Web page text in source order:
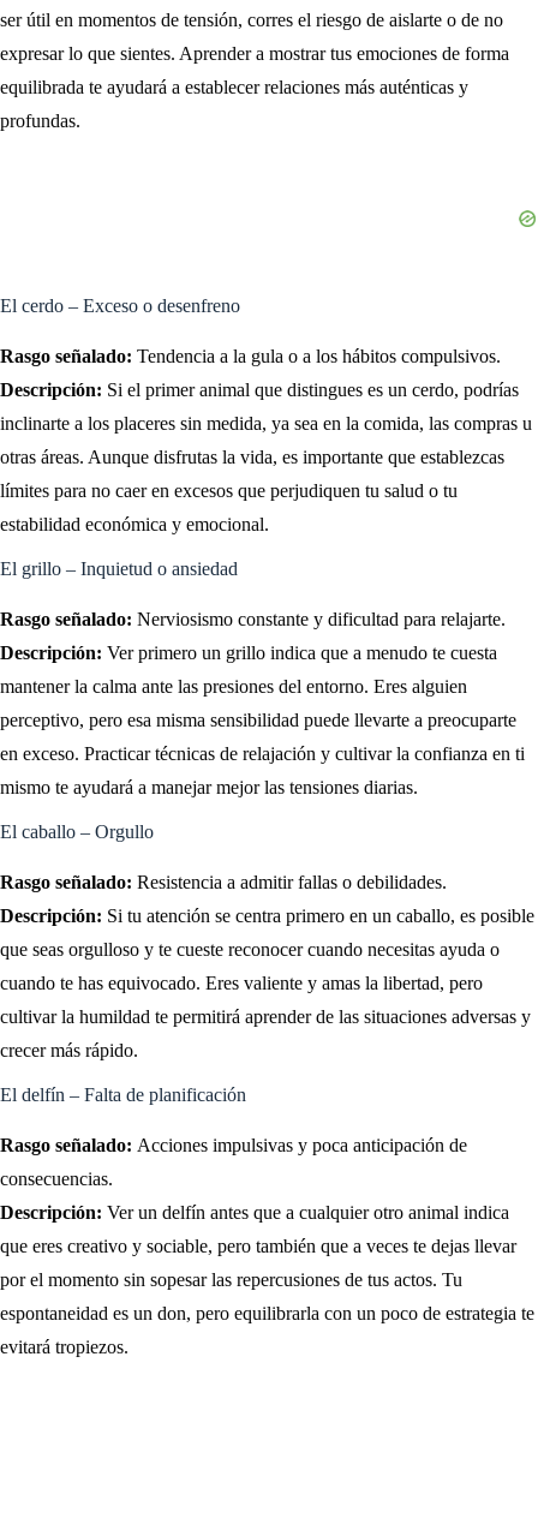
ser útil en momentos de tensión, corres el riesgo de aislarte o de no
expresar lo que sientes. Aprender a mostrar tus emociones de forma
equilibrada te ayudará a establecer relaciones más auténticas y
profundas.
El cerdo – Exceso o desenfreno
Rasgo señalado: Tendencia a la gula o a los hábitos compulsivos.
Descripción: Si el primer animal que distingues es un cerdo, podrías
inclinarte a los placeres sin medida, ya sea en la comida, las compras u
otras áreas. Aunque disfrutas la vida, es importante que establezcas
límites para no caer en excesos que perjudiquen tu salud o tu
estabilidad económica y emocional.
El grillo – Inquietud o ansiedad
Rasgo señalado: Nerviosismo constante y dificultad para relajarte.
Descripción: Ver primero un grillo indica que a menudo te cuesta
mantener la calma ante las presiones del entorno. Eres alguien
perceptivo, pero esa misma sensibilidad puede llevarte a preocuparte
en exceso. Practicar técnicas de relajación y cultivar la confianza en ti
mismo te ayudará a manejar mejor las tensiones diarias.
El caballo – Orgullo
Rasgo señalado: Resistencia a admitir fallas o debilidades.
Descripción: Si tu atención se centra primero en un caballo, es posible
que seas orgulloso y te cueste reconocer cuando necesitas ayuda o
cuando te has equivocado. Eres valiente y amas la libertad, pero
cultivar la humildad te permitirá aprender de las situaciones adversas y
crecer más rápido.
El delfín – Falta de planificación
Rasgo señalado: Acciones impulsivas y poca anticipación de
consecuencias.
Descripción: Ver un delfín antes que a cualquier otro animal indica
que eres creativo y sociable, pero también que a veces te dejas llevar
por el momento sin sopesar las repercusiones de tus actos. Tu
espontaneidad es un don, pero equilibrarla con un poco de estrategia te
evitará tropiezos.